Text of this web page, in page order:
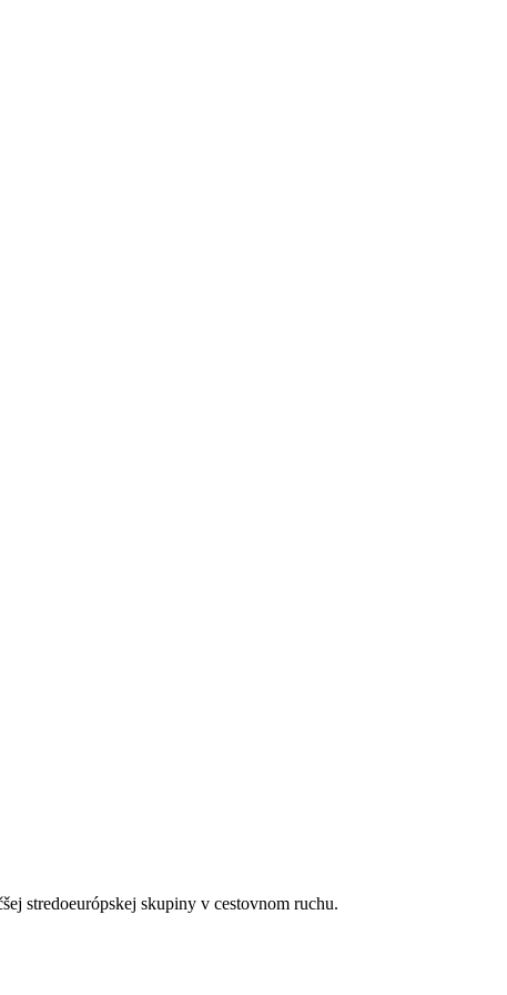
pozostáva z hlavnej a vedľajšej budovy a disponuje celkom 129
s barom, 3 výťahy, klimatizácia, trezor (za poplatok) a
hotel konferenčný priestor. Upratovanie izieb je zadarmo. Izbový
kúpeľ a hamam prípadne za poplatok. Zábava pre dospelých:
Niektoré služby sú závislé od ročného obdobia a od miestnych
MasterCard, American Express a JCB.
balkónom alebo terasou a sú plne klimatizované. V každej
kúta. Izby typu Junior Suita majú navyše príjemné posedenie.
stredoeurópskej skupiny v cestovnom ruchu.